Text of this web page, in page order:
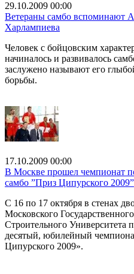
29.10.2009 00:00
Ветераны самбо вспоминают
Харлампиева
Человек с бойцовским
начиналось и развивалось
заслужено называют его
борьбы.
17.10.2009 00:00
В Москве прошел чемпионат
самбо ”Приз Ципурского 2009”
С 16 по 17 октября в стенах
Московского Государственного
Строительного Университета
десятый, юбилейный
Ципурского 2009».